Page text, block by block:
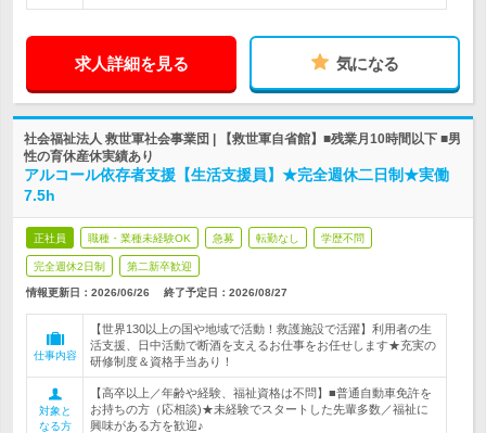
求人詳細を見る 気になる
社会福祉法人 救世軍社会事業団 | 【救世軍自省館】■残業月10時間以下 ■男
性の育休産休実績あり
アルコール依存者支援【生活支援員】★完全週休二日制★実働
7.5h
正社員 職種・業種未経験OK 急募 転勤なし 学歴不問
完全週休2日制 第二新卒歓迎
情報更新日：2026/06/26 終了予定日： 2026/08/27
仕事内容
【世界130以上の国や地域で活動！救護施設で活躍】利用者の生
活支援、日中活動で断酒を支えるお仕事をお任せします★充実の
研修制度＆資格手当あり！
対象と
なる方
【高卒以上／年齢や経験、福祉資格は不問】■普通自動車免許を
お持ちの方（応相談)★未経験でスタートした先輩多数／福祉に
興味がある方を歓迎♪